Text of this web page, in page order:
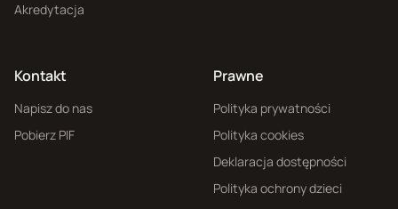
Akredytacja
Kontakt
Napisz do nas
Pobierz PIF
Prawne
Polityka prywatności
Polityka cookies
Deklaracja dostępności
Polityka ochrony dzieci